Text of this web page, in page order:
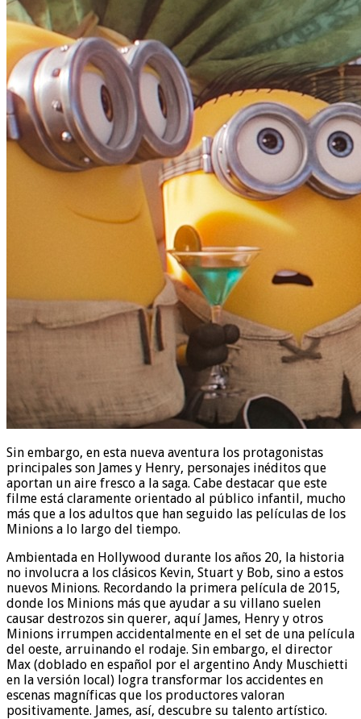
Sin embargo, en esta nueva aventura los protagonistas
principales son James y Henry, personajes inéditos que
aportan un aire fresco a la saga. Cabe destacar que este
filme está claramente orientado al público infantil, mucho
más que a los adultos que han seguido las películas de los
Minions a lo largo del tiempo.
Ambientada en Hollywood durante los años 20, la historia
no involucra a los clásicos Kevin, Stuart y Bob, sino a estos
nuevos Minions. Recordando la primera película de 2015,
donde los Minions más que ayudar a su villano suelen
causar destrozos sin querer, aquí James, Henry y otros
Minions irrumpen accidentalmente en el set de una película
del oeste, arruinando el rodaje. Sin embargo, el director
Max (doblado en español por el argentino Andy Muschietti
en la versión local) logra transformar los accidentes en
escenas magníficas que los productores valoran
positivamente. James, así, descubre su talento artístico.